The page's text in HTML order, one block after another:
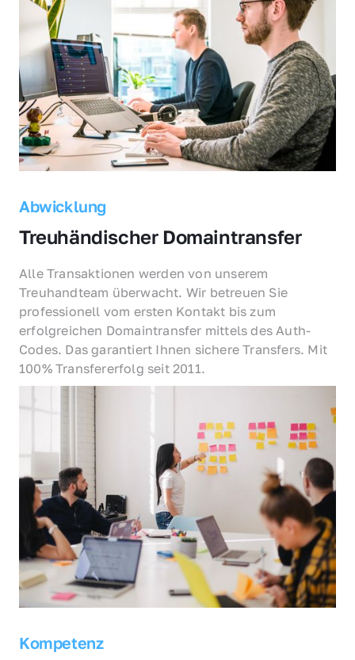
Abwicklung
Treuhändischer Domaintransfer
Alle Transaktionen werden von unserem
Treuhandteam überwacht. Wir betreuen Sie
professionell vom ersten Kontakt bis zum
erfolgreichen Domaintransfer mittels des Auth-
Codes. Das garantiert Ihnen sichere Transfers. Mit
100% Transfererfolg seit 2011.
Kompetenz